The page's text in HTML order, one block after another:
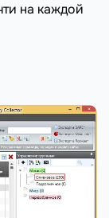
на каждой